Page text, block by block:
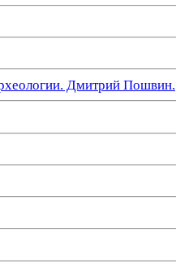
Дмитрий Пошвин.